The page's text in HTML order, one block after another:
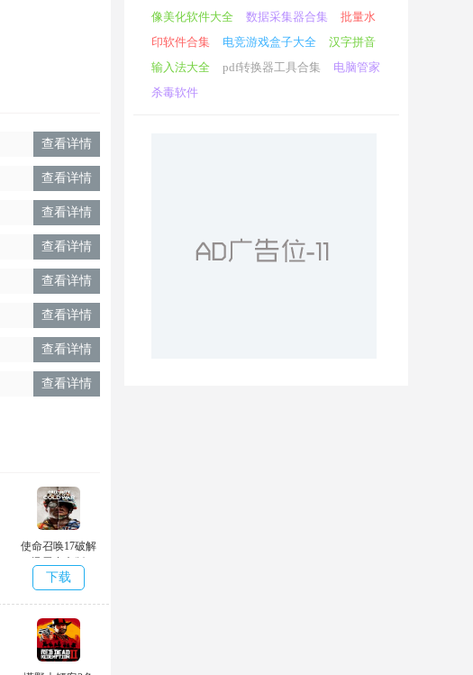
查看详情
查看详情
查看详情
查看详情
查看详情
查看详情
查看详情
查看详情
使命召唤17破解
迅雷中文版
下载
像美化软件大全
数据采集器合集
批量水
印软件合集
电竞游戏盒子大全
汉字拼音
输入法大全
pdf转换器工具合集
电脑管家
杀毒软件